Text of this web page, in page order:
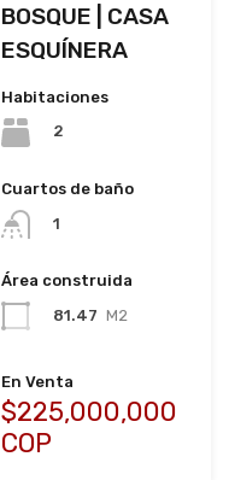
BOSQUE | CASA
ESQUÍNERA
Habitaciones
2
Cuartos de baño
1
Área construida
81.47 M2
En Venta
$225,000,000
COP